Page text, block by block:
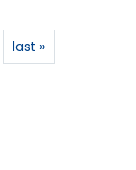
last »